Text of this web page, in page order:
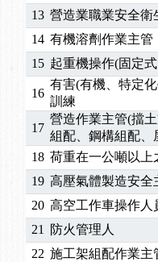
13 營造業職業安全衛
14 有機溶劑作業主管
15 起重機操作(固定
16
有害(有機、特定
訓練
17
營造作業主管(擋
組配、鋼構組配、
18 荷重在一公噸以上
19 高壓氣體製造安全
20 高空工作車操作人
21
防火管理人
22 施工架組配作業主